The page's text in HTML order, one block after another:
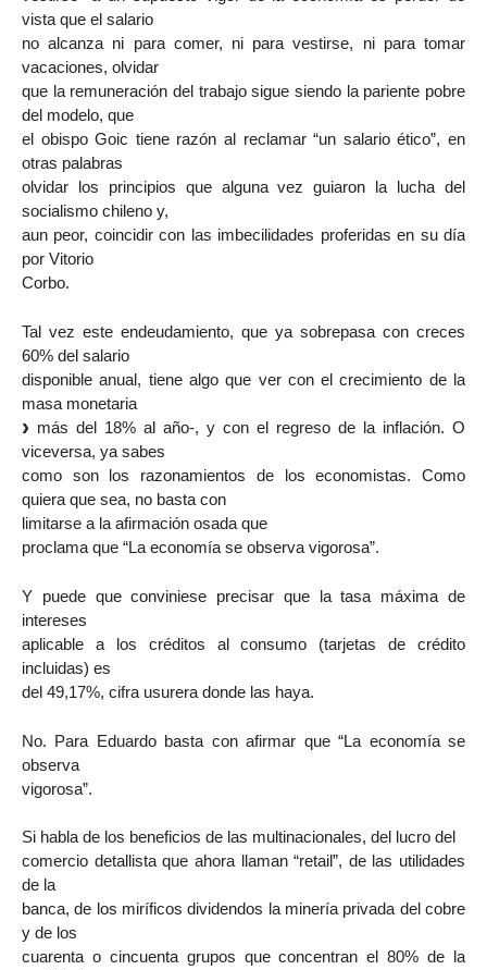
vista que el salario
no alcanza ni para comer, ni para vestirse, ni para tomar
vacaciones, olvidar
que la remuneración del trabajo sigue siendo la pariente pobre
del modelo, que
el obispo Goic tiene razón al reclamar “un salario ético”, en
otras palabras
olvidar los principios que alguna vez guiaron la lucha del
socialismo chileno y,
aun peor, coincidir con las imbecilidades proferidas en su día
por Vitorio
Corbo.
Tal vez este endeudamiento, que ya sobrepasa con creces
60% del salario
disponible anual, tiene algo que ver con el crecimiento de la
masa monetaria
más del 18% al año-, y con el regreso de la inflación. O
viceversa, ya sabes
como son los razonamientos de los economistas. Como
quiera que sea, no basta con
limitarse a la afirmación osada que
proclama que “La economía se observa vigorosa”.
Y puede que conviniese precisar que la tasa máxima de
intereses
aplicable a los créditos al consumo (tarjetas de crédito
incluidas) es
del 49,17%, cifra usurera donde las haya.
No. Para Eduardo basta con afirmar que “La economía se
observa
vigorosa”.
Si habla de los beneficios de las multinacionales, del lucro del
comercio detallista que ahora llaman “retail”, de las utilidades
de la
banca, de los miríficos dividendos la minería privada del cobre
y de los
cuarenta o cincuenta grupos que concentran el 80% de la